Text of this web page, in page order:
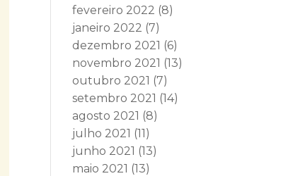
fevereiro 2022 (8)
janeiro 2022 (7)
dezembro 2021 (6)
novembro 2021 (13)
outubro 2021 (7)
setembro 2021 (14)
agosto 2021 (8)
julho 2021 (11)
junho 2021 (13)
maio 2021 (13)